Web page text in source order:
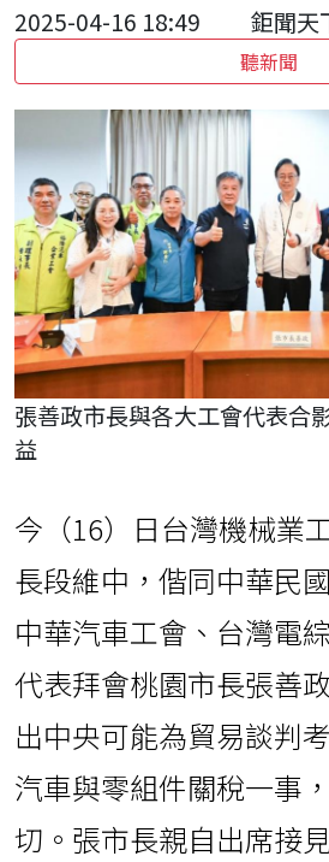
2025-04-16 18:49 鉅聞天
聽新聞
張善政市長與各大工會代表合
益
今（16）日台灣機械業
長段維中，偕同中華民
中華汽車工會、台灣電
代表拜會桃園市長張善
出中央可能為貿易談判
汽車與零組件關稅一事
切。張市長親自出席接